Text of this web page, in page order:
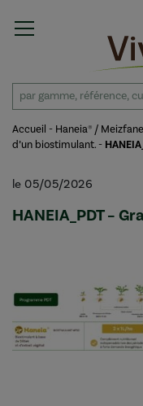
Accueil - Haneia® /
d’un biostimulant. -
le 05/05/2026
HANEIA_PDT –